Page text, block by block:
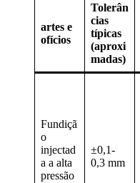
artes e
ofícios
Tolerân
cias
típicas
(aproxi
madas)
Fundiçã
o
injectad
a a alta
pressão
±0,1-
0,3 mm